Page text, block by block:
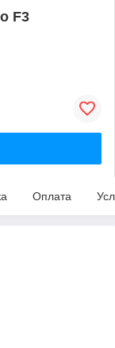
F3
Оплата